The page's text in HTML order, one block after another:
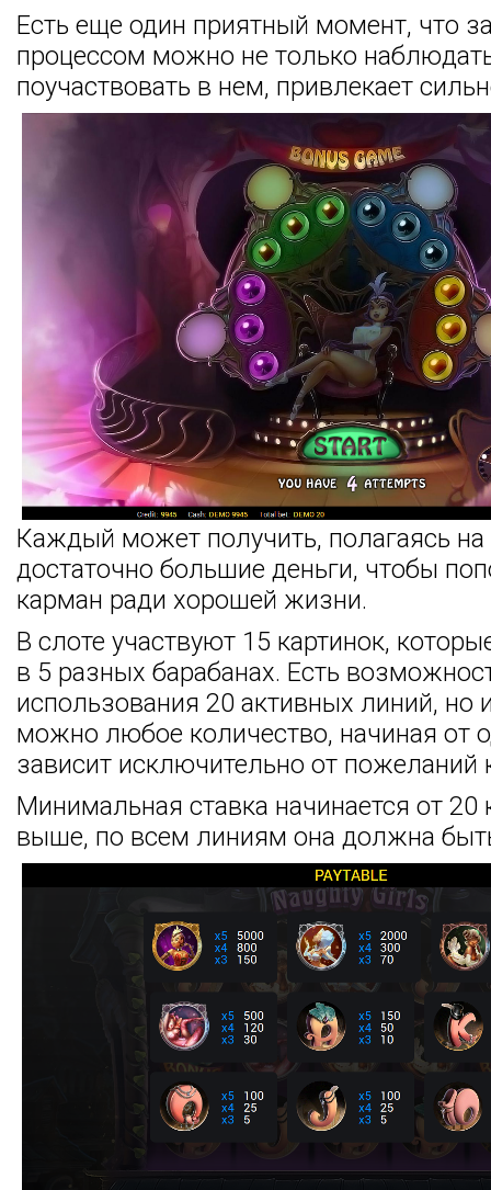
Есть еще один приятный момент, что
процессом можно не только
поучаствовать в нем, привлекает
Каждый может получить, полагаясь на
достаточно большие деньги, чтобы
карман ради хорошей жизни.
В слоте участвуют 15 картинок,
в 5 разных барабанах. Есть
использования 20 активных линий, но
можно любое количество, начиная от
зависит исключительно от пожеланий
Минимальная ставка начинается от 20
выше, по всем линиям она должна